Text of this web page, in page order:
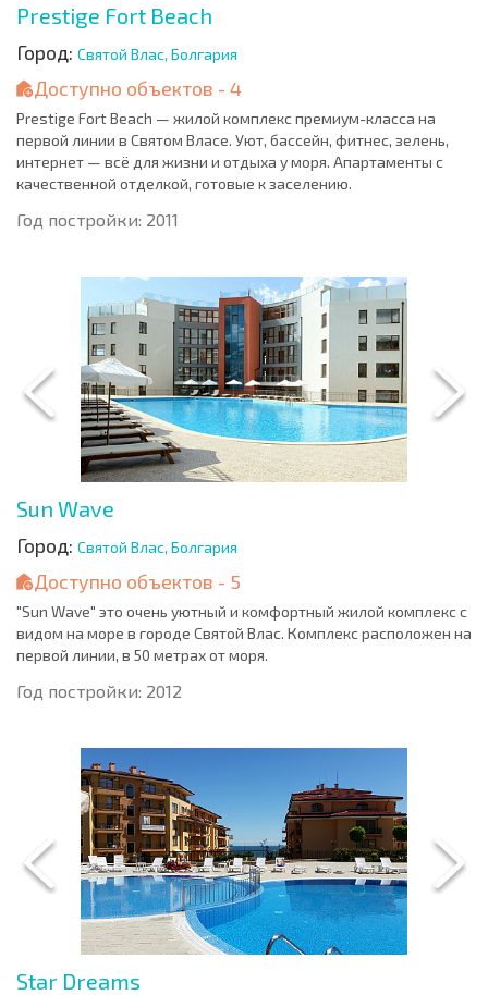
Prestige Fort Beach
Город: Святой Влас, Болгария
Доступно объектов - 4
Prestige Fort Beach — жилой комплекс премиум-класса на
первой линии в Святом Власе. Уют, бассейн, фитнес, зелень,
интернет — всё для жизни и отдыха у моря. Апартаменты с
качественной отделкой, готовые к заселению.
Год постройки: 2011
Sun Wave
Город: Святой Влас, Болгария
Доступно объектов - 5
"Sun Wave" это очень уютный и комфортный жилой комплекс с
видом на море в городе Святой Влас. Комплекс расположен на
первой линии, в 50 метрах от моря.
Год постройки: 2012
Star Dreams